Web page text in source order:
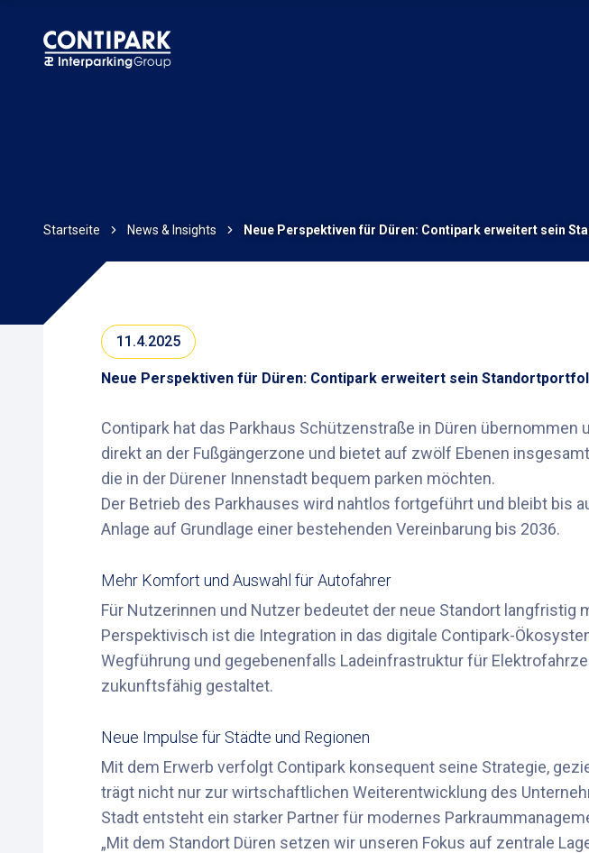
Startseite News & Insights Neue Perspektiven für Düren: Contipark erweitert sein
11.4.2025
Neue Perspektiven für Düren: Contipark erweitert sein
Contipark hat das Parkhaus Schützenstraße in Düren
direkt an der Fußgängerzone und bietet auf zwölf Ebenen
die in der Dürener Innenstadt bequem parken möchten.
Der Betrieb des Parkhauses wird nahtlos fortgeführt und bleibt bis
Anlage auf Grundlage einer bestehenden Vereinbarung bis 2036.
Mehr Komfort und Auswahl für Autofahrer
Für Nutzerinnen und Nutzer bedeutet der neue Standort
Perspektivisch ist die Integration in das digitale Contipark-
Wegführung und gegebenenfalls Ladeinfrastruktur für
zukunftsfähig gestaltet.
Neue Impulse für Städte und Regionen
Mit dem Erwerb verfolgt Contipark konsequent seine Strategie,
trägt nicht nur zur wirtschaftlichen Weiterentwicklung des
Stadt entsteht ein starker Partner für modernes
„Mit dem Standort Düren setzen wir unseren Fokus auf zentrale